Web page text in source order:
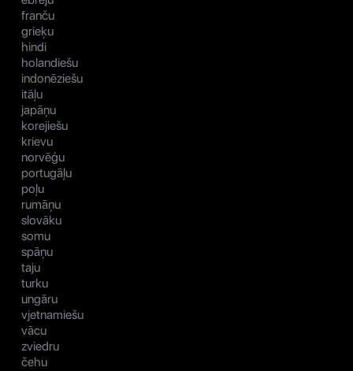
franču
grieķu
hindi
holandiešu
indonēziešu
itāļu
japāņu
korejiešu
krievu
norvēģu
portugāļu
poļu
rumāņu
slovāku
somu
spāņu
taju
turku
ungāru
vjetnamiešu
vācu
zviedru
čehu